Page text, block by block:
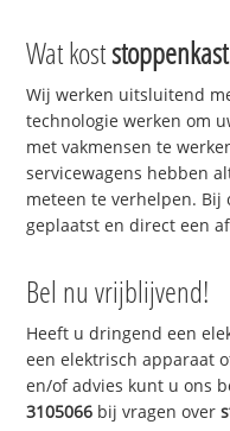
Wat kost
Wij werken uitsluitend
technologie werken om
met vakmensen te
servicewagens hebben
meteen te verhelpen.
geplaatst en direct een
Bel nu vrijblijvend!
Heeft u dringend een
een elektrisch apparaat
en/of advies kunt u ons
3105066 bij vragen over